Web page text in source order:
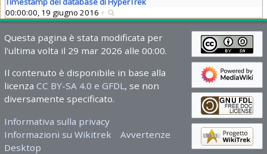
00:00:00, 19 giugno 2016 +
Questa pagina è stata modificata per
l'ultima volta il 29 mar 2026 alle 00:00.
Il contenuto è disponibile in base alla
licenza CC BY-SA 4.0 e GFDL, se non
diversamente specificato.
Informativa sulla privacy
Informazioni su Wikitrek
Avvertenze
Desktop